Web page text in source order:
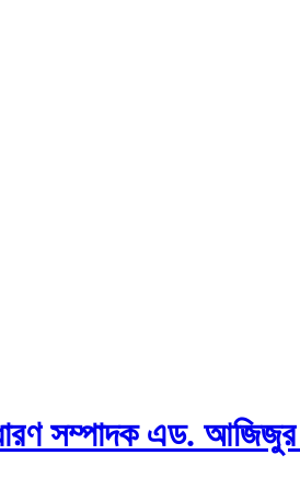
সম্পাদক এড. আজিজুর